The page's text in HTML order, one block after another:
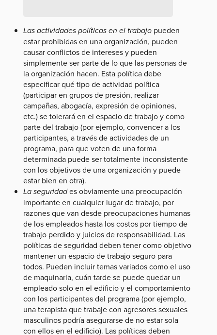
Las actividades políticas en el trabajo pueden
estar prohibidas en una organización, pueden
causar conflictos de intereses y pueden
simplemente ser parte de lo que las personas de
la organización hacen. Esta política debe
especificar qué tipo de actividad política
(participar en grupos de presión, realizar
campañas, abogacía, expresión de opiniones,
etc.) se tolerará en el espacio de trabajo y como
parte del trabajo (por ejemplo, convencer a los
participantes, a través de actividades de un
programa, para que voten de una forma
determinada puede ser totalmente inconsistente
con los objetivos de una organización y puede
estar bien en otra).
La seguridades obviamente una preocupación
importante en cualquier lugar de trabajo, por
razones que van desde preocupaciones humanas
de los empleados hasta los costos por tiempo de
trabajo perdido y juicios de responsabilidad. Las
políticas de seguridad deben tener como objetivo
mantener un espacio de trabajo seguro para
todos. Pueden incluir temas variados como el uso
de maquinaria, cuán tarde se puede quedar un
empleado solo en el edificio y el comportamiento
con los participantes del programa (por ejemplo,
una terapista que trabaje con agresores sexuales
masculinos podría asegurarse de no estar sola
con ellos en el edificio). Las políticas deben